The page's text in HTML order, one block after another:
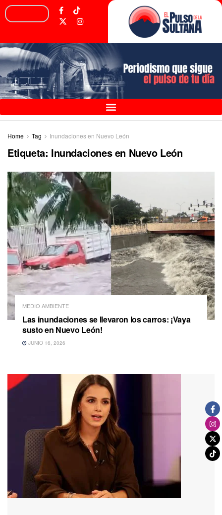
Home Tag Inundaciones en Nuevo León
Etiqueta: Inundaciones en Nuevo León
MEDIO AMBIENTE
Las inundaciones se llevaron los carros: ¡Vaya
susto en Nuevo León!
JUNIO 16, 2026